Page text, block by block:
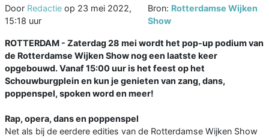
Door Redactie op 23 mei 2022,
15:18 uur
Bron: Rotterdamse Wijken
Show
ROTTERDAM - Zaterdag 28 mei wordt het pop-up podium van
de Rotterdamse Wijken Show nog een laatste keer
opgebouwd. Vanaf 15:00 uur is het feest op het
Schouwburgplein en kun je genieten van zang, dans,
poppenspel, spoken word en meer!
Rap, opera, dans en poppenspel
Net als bij de eerdere edities van de Rotterdamse Wijken Show